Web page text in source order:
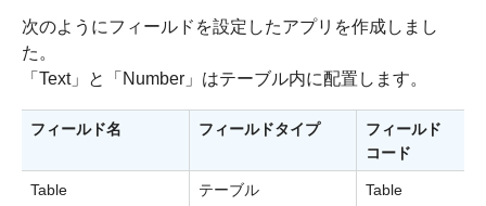
次のようにフィールドを設定したアプリを作成しまし
た。
「Text」と「Number」はテーブル内に配置します。
フィールド名 フィールドタイプ
フィールド
コード
Table テーブル Table